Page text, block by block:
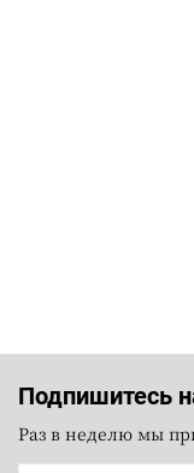
Подпишитесь
Раз в неделю мы